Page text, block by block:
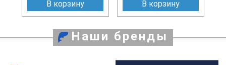
В корзину
В корзину
Наши бренды